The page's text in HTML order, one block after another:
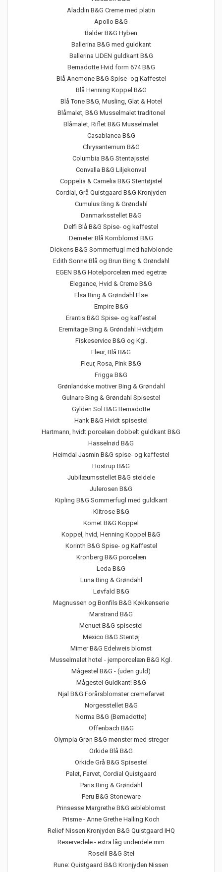
Aladdin B&G Creme med platin
Apollo B&G
Balder B&G Hyben
Ballerina B&G med guldkant
Ballerina UDEN guldkant B&G
Bernadotte Hvid form 674 B&G
Blå Anemone B&G Spise- og Kaffestel
Blå Henning Koppel B&G
Blå Tone B&G, Musling, Glat & Hotel
Blåmalet, B&G Musselmalet traditonel
Blåmalet, Riflet B&G Musselmalet
Casablanca B&G
Chrysantemum B&G
Columbia B&G Stentøjsstel
Convalla B&G Liljekonval
Coppelia & Camelia B&G Stentøjstel
Cordial, Grå Quistgaard B&G Kronjyden
Cumulus Bing & Grøndahl
Danmarksstellet B&G
Delfi Blå B&G Spise- og kaffestel
Demeter Blå Kornblomst B&G
Dickens B&G Sommerfugl med halvblonde
Edith Sonne Blå og Brun Bing & Grøndahl
EGEN B&G Hotelporcelæn med egetræ
Elegance, Hvid & Creme B&G
Elsa Bing & Grøndahl Else
Empire B&G
Erantis B&G Spise- og kaffestel
Eremitage Bing & Grøndahl Hvidtjørn
Fiskeservice B&G og Kgl.
Fleur, Blå B&G
Fleur, Rosa, Pink B&G
Frigga B&G
Grønlandske motiver Bing & Grøndahl
Gulnare Bing & Grøndahl Spisestel
Gylden Sol B&G Bernadotte
Hank B&G Hvidt spisestel
Hartmann, hvidt porcelæn dobbelt guldkant B&G
Hasselnød B&G
Heimdal Jasmin B&G spise- og kaffestel
Hostrup B&G
Jubilæumsstellet B&G steldele
Julerosen B&G
Kipling B&G Sommerfugl med guldkant
Klitrose B&G
Komet B&G Koppel
Koppel, hvid, Henning Koppel B&G
Korinth B&G Spise- og Kaffestel
Kronberg B&G porcelæn
Leda B&G
Luna Bing & Grøndahl
Løvfald B&G
Magnussen og Bonfils B&G Køkkenserie
Marstrand B&G
Menuet B&G spisestel
Mexico B&G Stentøj
Mimer B&G Edelweis blomst
Musselmalet hotel - jernporcelæn B&G Kgl.
Mågestel B&G - (uden guld)
Mågestel Guldkant! B&G
Njal B&G Forårsblomster cremefarvet
Norgesstellet B&G
Norma B&G (Bernadotte)
Offenbach B&G
Olympia Grøn B&G mønster med streger
Orkide Blå B&G
Orkide Grå B&G Spisestel
Palet, Farvet, Cordial Quistgaard
Paris Bing & Grøndahl
Peru B&G Stoneware
Prinsesse Margrethe B&G æbleblomst
Prisme - Anne Grethe Halling Koch
Relief Nissen Kronjyden B&G Quistgaard IHQ
Reservedele - extra låg underdele mm
Roselil B&G Stel
Rune: Quistgaard B&G Kronjyden Nissen